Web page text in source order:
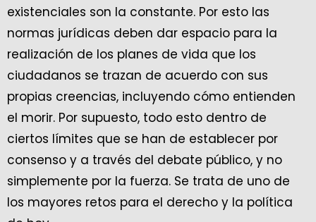
existenciales son la constante. Por esto las
normas jurídicas deben dar espacio para la
realización de los planes de vida que los
ciudadanos se trazan de acuerdo con sus
propias creencias, incluyendo cómo entienden
el morir. Por supuesto, todo esto dentro de
ciertos límites que se han de establecer por
consenso y a través del debate público, y no
simplemente por la fuerza. Se trata de uno de
los mayores retos para el derecho y la política